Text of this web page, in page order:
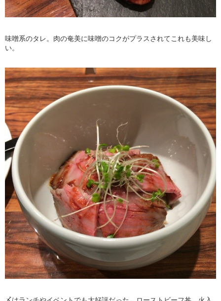
味噌系のタレ。肉の奄美に味噌のコクがプラスされてこれも美味し
い。